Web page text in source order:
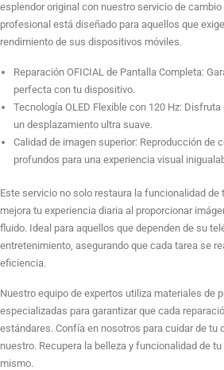
esplendor original con nuestro servicio de
profesional está diseñado para aquellos que
rendimiento de sus dispositivos móviles.
Reparación OFICIAL de Pantalla Completa:
perfecta con tu dispositivo.
Tecnología OLED Flexible con 120 Hz:
un desplazamiento ultra suave.
Calidad de imagen superior: Reproducción de
profundos para una experiencia visual
Este servicio no solo restaura la funcionalidad de
mejora tu experiencia diaria al proporcionar
fluido. Ideal para aquellos que dependen de su
entretenimiento, asegurando que cada tarea se
eficiencia.
Nuestro equipo de expertos utiliza materiales de
especializadas para garantizar que cada
estándares. Confía en nosotros para cuidar de tu
nuestro. Recupera la belleza y funcionalidad de
mismo.